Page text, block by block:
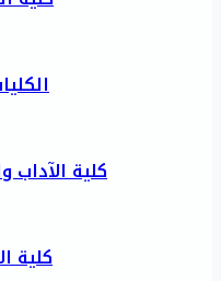
كلية الآداب
كلية